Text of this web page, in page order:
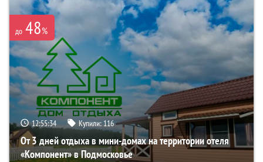
до 48%
12:55:33 Купили: 116
От 3 дней отдыха в мини-домах на территории отеля
«Компонент» в Подмосковье